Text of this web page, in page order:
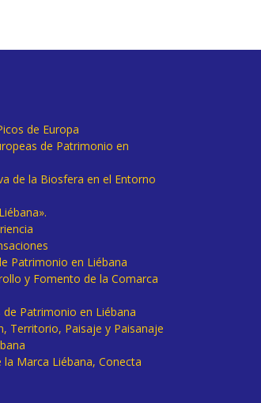
de Europa
de Patrimonio en
de la Biosfera en el Entorno
Patrimonio en Liébana
y Fomento de la Comarca
de Patrimonio en Liébana
Territorio, Paisaje y Paisanaje
Marca Liébana, Conecta